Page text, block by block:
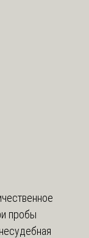
пробы